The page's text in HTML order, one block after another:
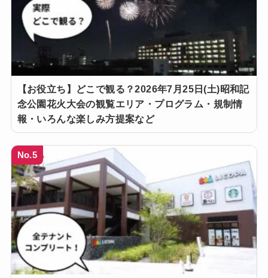
【お役立ち】どこで観る？2026年7月25日(土)昭和記
念公園花火大会の観覧エリア・プログラム・規制情
報・いろんな楽しみ方提案など
No.5